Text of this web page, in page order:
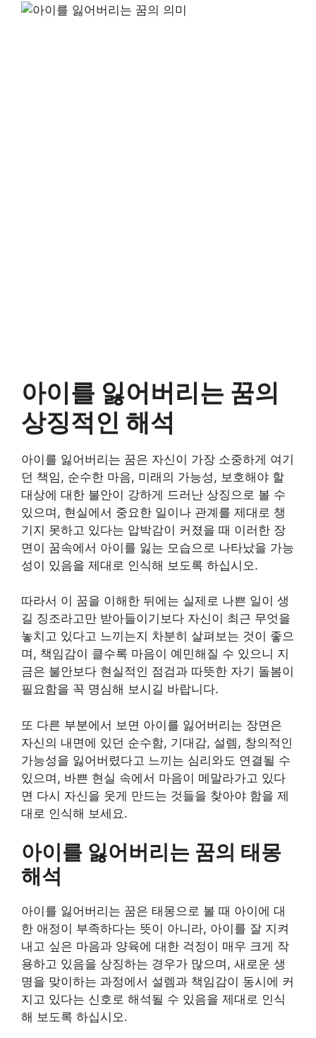
아이를 잃어버리는 꿈의
상징적인 해석
아이를 잃어버리는 꿈은 자신이 가장 소중하게 여기
던 책임, 순수한 마음, 미래의 가능성, 보호해야 할
대상에 대한 불안이 강하게 드러난 상징으로 볼 수
있으며, 현실에서 중요한 일이나 관계를 제대로 챙
기지 못하고 있다는 압박감이 커졌을 때 이러한 장
면이 꿈속에서 아이를 잃는 모습으로 나타났을 가능
성이 있음을 제대로 인식해 보도록 하십시오.
따라서 이 꿈을 이해한 뒤에는 실제로 나쁜 일이 생
길 징조라고만 받아들이기보다 자신이 최근 무엇을
놓치고 있다고 느끼는지 차분히 살펴보는 것이 좋으
며, 책임감이 클수록 마음이 예민해질 수 있으니 지
금은 불안보다 현실적인 점검과 따뜻한 자기 돌봄이
필요함을 꼭 명심해 보시길 바랍니다.
또 다른 부분에서 보면 아이를 잃어버리는 장면은
자신의 내면에 있던 순수함, 기대감, 설렘, 창의적인
가능성을 잃어버렸다고 느끼는 심리와도 연결될 수
있으며, 바쁜 현실 속에서 마음이 메말라가고 있다
면 다시 자신을 웃게 만드는 것들을 찾아야 함을 제
대로 인식해 보세요.
아이를 잃어버리는 꿈의 태몽
해석
아이를 잃어버리는 꿈은 태몽으로 볼 때 아이에 대
한 애정이 부족하다는 뜻이 아니라, 아이를 잘 지켜
내고 싶은 마음과 양육에 대한 걱정이 매우 크게 작
용하고 있음을 상징하는 경우가 많으며, 새로운 생
명을 맞이하는 과정에서 설렘과 책임감이 동시에 커
지고 있다는 신호로 해석될 수 있음을 제대로 인식
해 보도록 하십시오.